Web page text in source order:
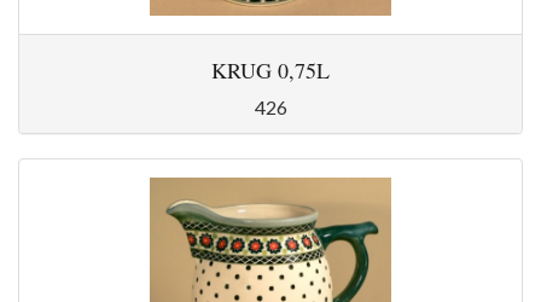
KRUG 0,75L
426